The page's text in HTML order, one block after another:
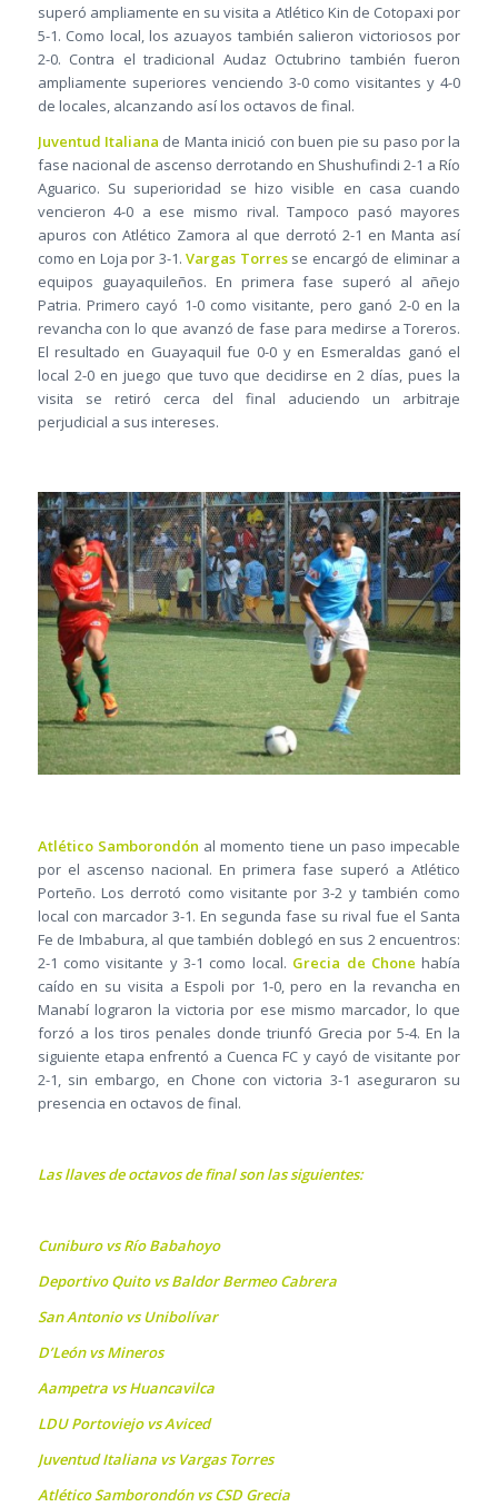
superó ampliamente en su visita a Atlético Kin de Cotopaxi por
5-1. Como local, los azuayos también salieron victoriosos por
2-0. Contra el tradicional Audaz Octubrino también fueron
ampliamente superiores venciendo 3-0 como visitantes y 4-0
de locales, alcanzando así los octavos de final.
Juventud Italiana de Manta inició con buen pie su paso por la
fase nacional de ascenso derrotando en Shushufindi 2-1 a Río
Aguarico. Su superioridad se hizo visible en casa cuando
vencieron 4-0 a ese mismo rival. Tampoco pasó mayores
apuros con Atlético Zamora al que derrotó 2-1 en Manta así
como en Loja por 3-1.Vargas Torresse encargó de eliminar a
equipos guayaquileños. En primera fase superó al añejo
Patria. Primero cayó 1-0 como visitante, pero ganó 2-0 en la
revancha con lo que avanzó de fase para medirse a Toreros.
El resultado en Guayaquil fue 0-0 y en Esmeraldas ganó el
local 2-0 en juego que tuvo que decidirse en 2 días, pues la
visita se retiró cerca del final aduciendo un arbitraje
perjudicial a sus intereses.
Atlético Samborondón al momento tiene un paso impecable
por el ascenso nacional. En primera fase superó a Atlético
Porteño. Los derrotó como visitante por 3-2 y también como
local con marcador 3-1. En segunda fase su rival fue el Santa
Fe de Imbabura, al que también doblegó en sus 2 encuentros:
2-1 como visitante y 3-1 como local. Grecia de Chone había
caído en su visita a Espoli por 1-0, pero en la revancha en
Manabí lograron la victoria por ese mismo marcador, lo que
forzó a los tiros penales donde triunfó Grecia por 5-4. En la
siguiente etapa enfrentó a Cuenca FC y cayó de visitante por
2-1, sin embargo, en Chone con victoria 3-1 aseguraron su
presencia en octavos de final.
Las llaves de octavos de final son las siguientes:
Cuniburo vs Río Babahoyo
Deportivo Quito vs Baldor Bermeo Cabrera
San Antonio vs Unibolívar
D’León vs Mineros
Aampetra vs Huancavilca
LDU Portoviejo vs Aviced
Juventud Italiana vs Vargas Torres
Atlético Samborondón vs CSD Grecia